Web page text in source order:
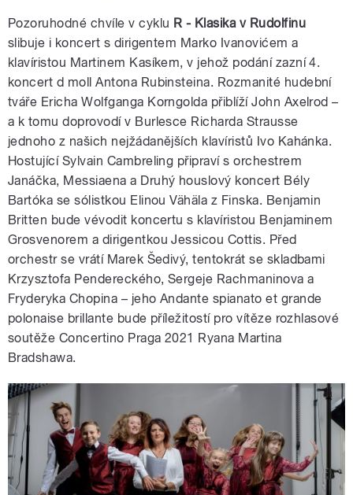
Pozoruhodné chvíle v cyklu R - Klasika v Rudolfinu
slibuje i koncert s dirigentem Marko Ivanovićem a
klavíristou Martinem Kasíkem, v jehož podání zazní 4.
koncert d moll Antona Rubinsteina. Rozmanité hudební
tváře Ericha Wolfganga Korngolda přiblíží John Axelrod –
a k tomu doprovodí v Burlesce Richarda Strausse
jednoho z našich nejžádanějších klavíristů Ivo Kahánka.
Hostující Sylvain Cambreling připraví s orchestrem
Janáčka, Messiaena a Druhý houslový koncert Bély
Bartóka se sólistkou Elinou Vähäla z Finska. Benjamin
Britten bude vévodit koncertu s klavíristou Benjaminem
Grosvenorem a dirigentkou Jessicou Cottis. Před
orchestr se vrátí Marek Šedivý, tentokrát se skladbami
Krzysztofa Pendereckého, Sergeje Rachmaninova a
Fryderyka Chopina – jeho Andante spianato et grande
polonaise brillante bude příležitostí pro vítěze rozhlasové
soutěže Concertino Praga 2021 Ryana Martina
Bradshawa.